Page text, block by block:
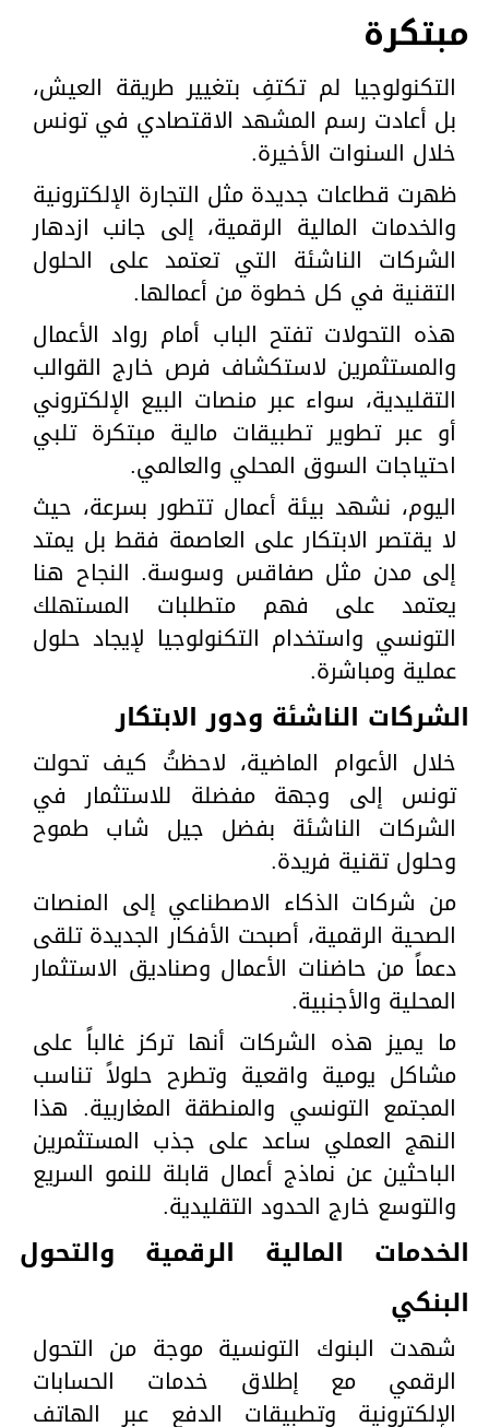
مبتكرة
التكنولوجيا لم تكتفِ بتغيير طريقة العيش،
بل أعادت رسم المشهد الاقتصادي في تونس
خلال السنوات الأخيرة.
ظهرت قطاعات جديدة مثل التجارة الإلكترونية
والخدمات المالية الرقمية، إلى جانب ازدهار
الشركات الناشئة التي تعتمد على الحلول
التقنية في كل خطوة من أعمالها.
هذه التحولات تفتح الباب أمام رواد الأعمال
والمستثمرين لاستكشاف فرص خارج القوالب
التقليدية، سواء عبر منصات البيع الإلكتروني
أو عبر تطوير تطبيقات مالية مبتكرة تلبي
احتياجات السوق المحلي والعالمي.
اليوم، نشهد بيئة أعمال تتطور بسرعة، حيث
لا يقتصر الابتكار على العاصمة فقط بل يمتد
إلى مدن مثل صفاقس وسوسة. النجاح هنا
يعتمد على فهم متطلبات المستهلك
التونسي واستخدام التكنولوجيا لإيجاد حلول
عملية ومباشرة.
الشركات الناشئة ودور الابتكار
خلال الأعوام الماضية، لاحظتُ كيف تحولت
تونس إلى وجهة مفضلة للاستثمار في
الشركات الناشئة بفضل جيل شاب طموح
وحلول تقنية فريدة.
من شركات الذكاء الاصطناعي إلى المنصات
الصحية الرقمية، أصبحت الأفكار الجديدة تلقى
دعماً من حاضنات الأعمال وصناديق الاستثمار
المحلية والأجنبية.
ما يميز هذه الشركات أنها تركز غالباً على
مشاكل يومية واقعية وتطرح حلولاً تناسب
المجتمع التونسي والمنطقة المغاربية. هذا
النهج العملي ساعد على جذب المستثمرين
الباحثين عن نماذج أعمال قابلة للنمو السريع
والتوسع خارج الحدود التقليدية.
الخدمات المالية الرقمية والتحول
البنكي
شهدت البنوك التونسية موجة من التحول
الرقمي مع إطلاق خدمات الحسابات
الإلكترونية وتطبيقات الدفع عبر الهاتف